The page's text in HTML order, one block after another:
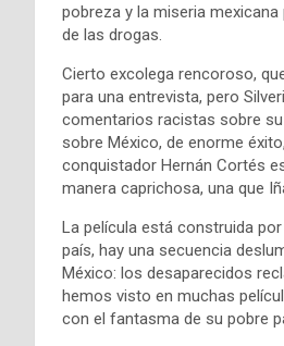
pobreza y la miseria
de las drogas.
Cierto excolega rencoroso,
para una entrevista, pero
comentarios racistas sobre
sobre México, de enorme
conquistador Hernán Cortés
manera caprichosa, una que
La película está construida
país, hay una secuencia
México: los desaparecidos
hemos visto en muchas
con el fantasma de su pobre